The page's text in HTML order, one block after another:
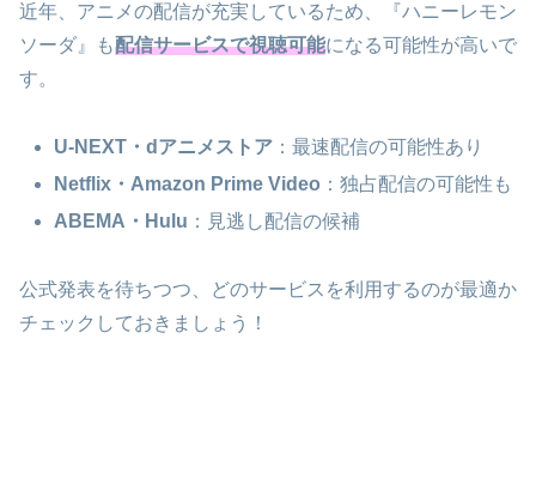
近年、アニメの配信が充実しているため、『ハニーレモン
ソーダ』も配信サービスで視聴可能になる可能性が高いで
す。
U-NEXT・dアニメストア ：最速配信の可能性あり
Netflix・Amazon Prime Video ：独占配信の可能性も
ABEMA・Hulu ：見逃し配信の候補
公式発表を待ちつつ、どのサービスを利用するのが最適か
チェックしておきましょう！